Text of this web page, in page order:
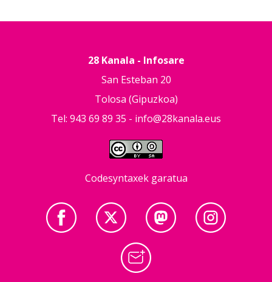
28 Kanala - Infosare
San Esteban 20
Tolosa (Gipuzkoa)
Tel: 943 69 89 35 - info@28kanala.eus
Codesyntaxek garatua